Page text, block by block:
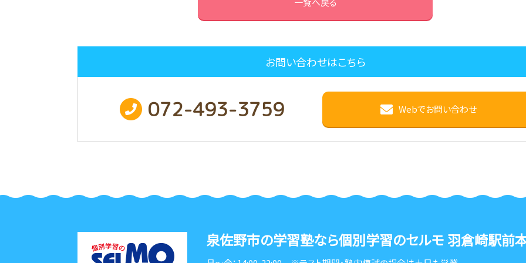
お問い合わせはこちら
072-493-3759 Webでお問い合わせ
泉佐野市の学習塾なら個別学習のセルモ 羽倉崎駅前